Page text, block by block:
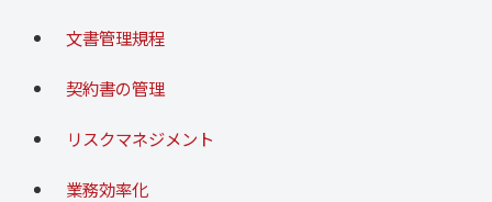
文書管理規程
契約書の管理
リスクマネジメント
業務効率化